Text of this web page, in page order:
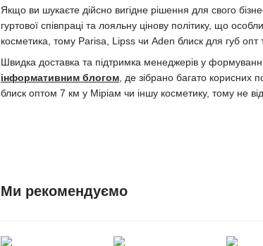
Якщо ви шукаєте дійсно вигідне рішення для свого
гуртової співпраці та лояльну цінову політику, що
косметика, тому Parisa, Lipss чи Aden блиск для губ опт
Швидка доставка та підтримка менеджерів у
інформативним блогом , де зібрано багато корисних
блиск оптом 7 км у Міріам чи іншу косметику, тому не
Ми рекомендуємо